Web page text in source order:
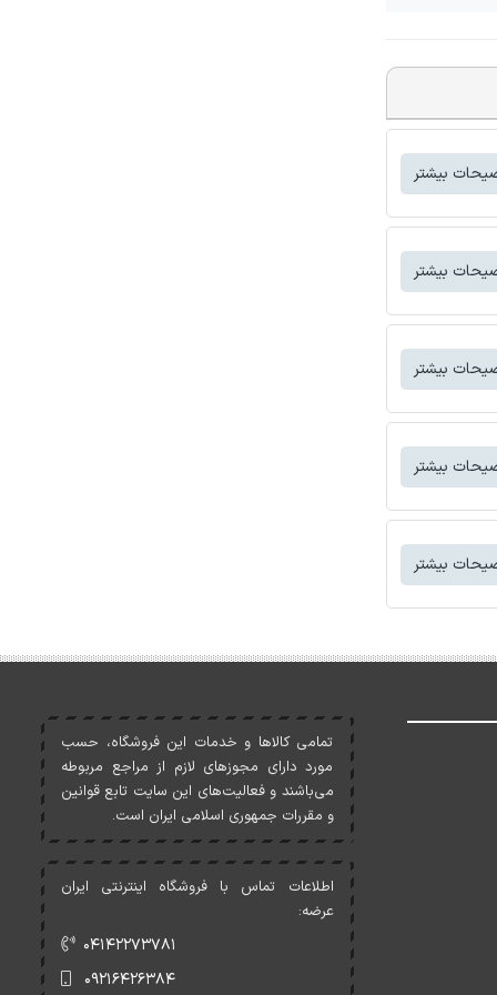
بیشتر
بیشتر
بیشتر
بیشتر
بیشتر
تمامی کالاها و خدمات اين فروشگاه، حسب
مورد دارای مجوزهای لازم از مراجع مربوطه
می‌باشند و فعاليت‌های اين سايت تابع قوانين
و مقررات جمهوری اسلامی ايران است.
اطلاعات تماس با فروشگاه اینترنتی ایران
عرضه:
۰۴۱۴۲۲۷۳۷۸۱
۰۹۲۱۶۴۲۶۳۸۴